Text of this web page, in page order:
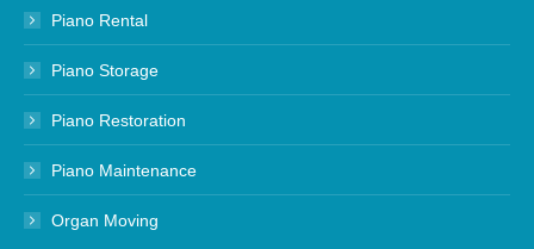
Piano Rental
Piano Storage
Piano Restoration
Piano Maintenance
Organ Moving